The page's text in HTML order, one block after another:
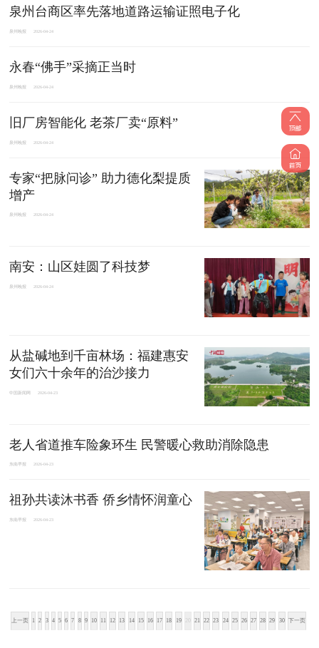
泉州台商区率先落地道路运输证照电子化
泉州晚报 2026-04-24
永春“佛手”采摘正当时
泉州晚报 2026-04-24
旧厂房智能化 老茶厂卖“原料”
泉州晚报 2026-04-24
专家“把脉问诊” 助力德化梨提质
增产
泉州晚报 2026-04-24
南安：山区娃圆了科技梦
泉州晚报 2026-04-24
从盐碱地到千亩林场：福建惠安
女们六十余年的治沙接力
中国新闻网 2026-04-23
老人省道推车险象环生 民警暖心救助消除隐患
东南早报 2026-04-23
祖孙共读沐书香 侨乡情怀润童心
东南早报 2026-04-23
上一页 1 2 3 4 5 6 7 8 9 10 11 12 13 14 15 16 17 18 19 21 22 23 24 25 26 27 28 29 30 下一页